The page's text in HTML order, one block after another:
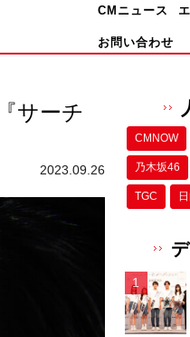
CMニュース
お問い合わせ
サーチ
2023.09.26
CMNOW
乃木坂46
TGC